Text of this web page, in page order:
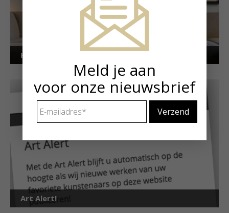
Kunstuitleen voor particulieren
Art Alert!
Meld je aan
voor onze nieuwsbrief
mailadres *